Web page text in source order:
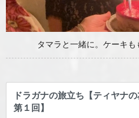
タマラと一緒に。ケーキも
ドラガナの旅立ち【ティヤナの
第１回】